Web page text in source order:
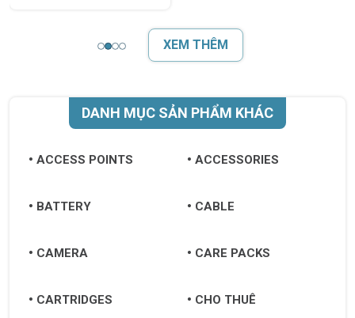
XEM THÊM
DANH MỤC SẢN PHẨM KHÁC
ACCESS POINTS ACCESSORIES
BATTERY CABLE
CAMERA CARE PACKS
CARTRIDGES CHO THUÊ